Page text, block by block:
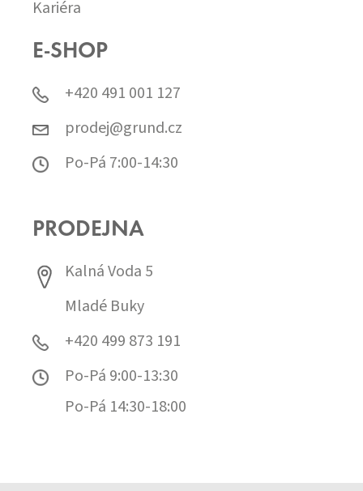
Kariéra
E-SHOP
+420 491 001 127
prodej@grund.cz
Po-Pá 7:00-14:30
PRODEJNA
Kalná Voda 5
Mladé Buky
+420 499 873 191
Po-Pá 9:00-13:30
Po-Pá 14:30-18:00